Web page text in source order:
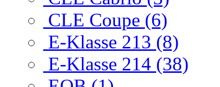
CLE Coupe (6)
E-Klasse 213 (8)
E-Klasse 214 (38)